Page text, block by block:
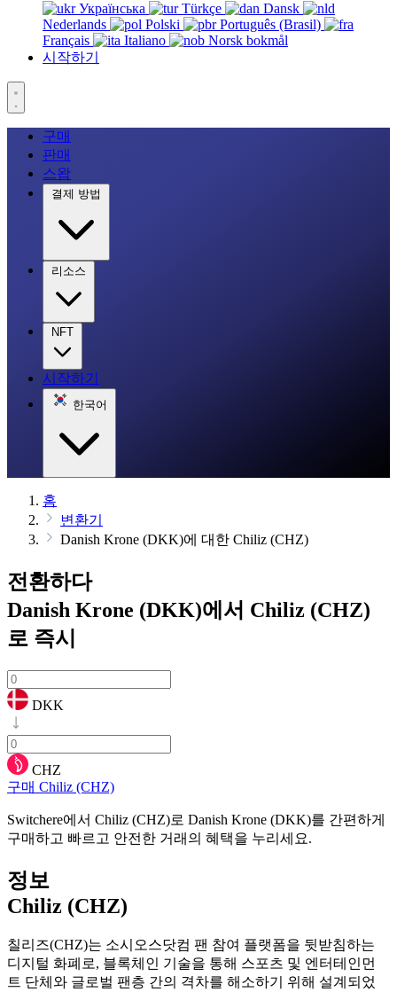
Українська
Türkçe
Dansk
Nederlands
Polski
Português (Brasil)
Français
Italiano
Norsk bokmål
시작하기
구매
판매
스왑
결제 방법
리소스
NFT
시작하기
한국어
홈
변환기
Danish Krone (DKK)에 대한 Chiliz (CHZ)
전환하다
Danish Krone (DKK)에서 Chiliz (CHZ)
로 즉시
DKK
CHZ
구매 Chiliz (CHZ)
Switchere에서 Chiliz (CHZ)로 Danish Krone (DKK)를 간편하게
구매하고 빠르고 안전한 거래의 혜택을 누리세요.
정보
Chiliz (CHZ)
칠리즈(CHZ)는 소시오스닷컴 팬 참여 플랫폼을 뒷받침하는
디지털 화폐로, 블록체인 기술을 통해 스포츠 및 엔터테인먼
트 단체와 글로벌 팬층 간의 격차를 해소하기 위해 설계되었